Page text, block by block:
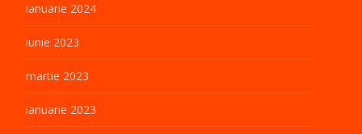
ianuarie 2024
iunie 2023
martie 2023
ianuarie 2023